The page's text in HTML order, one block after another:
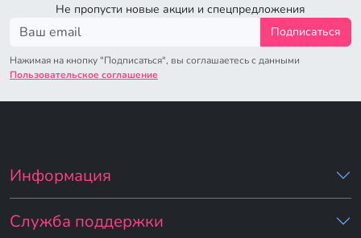
Не пропусти новые акции и спецпредложения
Подписаться
Нажимая на кнопку "Подписаться", вы соглашаетесь с данными
Пользовательское соглашение
Информация
Служба поддержки